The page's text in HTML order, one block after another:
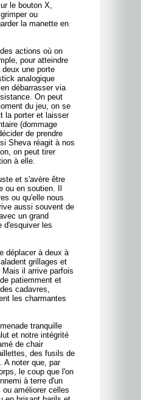
le bouton X,
ou
la manette en
actions où on
pour atteindre
une porte
analogique
débarrasser via
On peut
du jeu, on se
la porter et laisser
(dommage
de prendre
Sheva réagit à nos
on peut tirer
à elle.
et s'avère être
en soutien. Il
ou qu'elle nous
aussi souvent de
un grand
d'esquiver les
déplacer à deux à
grillages et
il arrive parfois
patiemment et
cadavres,
les charmantes
tranquille
et notre intégrité
de chair
des fusils de
noter que, par
le coup que l'on
à terre d'un
améliorer celles